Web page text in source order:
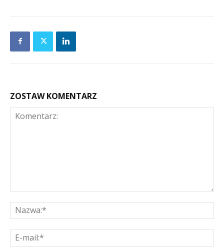
ZOSTAW KOMENTARZ